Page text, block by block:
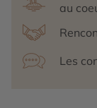
au
Les